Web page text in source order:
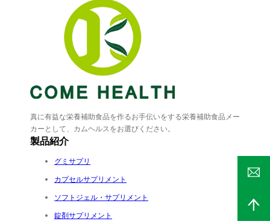
真に有益な栄養補助食品を作るお手伝いをする栄養補助食品メー
カーとして、カムヘルスをお選びください。
製品紹介
グミサプリ
カプセルサプリメント
ソフトジェル・サプリメント
錠剤サプリメント